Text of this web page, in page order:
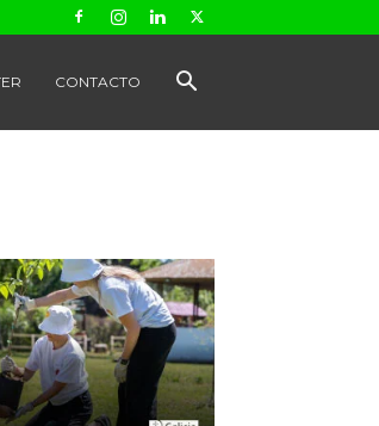
CONTACTO